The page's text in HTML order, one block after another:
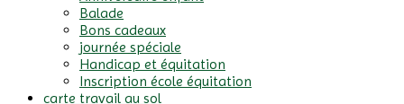
Balade
Bons cadeaux
journée spéciale
Handicap et équitation
Inscription école équitation
carte travail au sol